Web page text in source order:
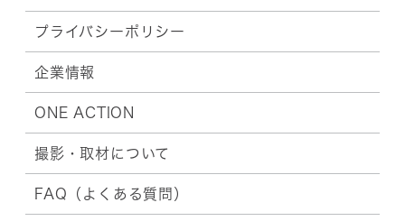
プライバシーポリシー
企業情報
ONE ACTION
撮影・取材について
FAQ（よくある質問）